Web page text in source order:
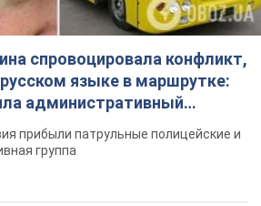
спровоцировала конфликт,
русском языке в маршрутке:
административный
прибыли патрульные полицейские и
группа